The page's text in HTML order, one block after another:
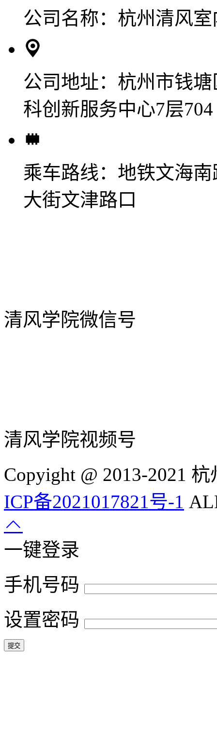
公司名称： 杭州清风
公司地址： 杭州市钱
科创新服务中心7层704
乘车路线： 地铁文海
大街文津路口
清风学院微信号
清风学院视频号
Copyight @ 2013-2021
ICP备2021017821号-1
一键登录
手机号码
设置密码